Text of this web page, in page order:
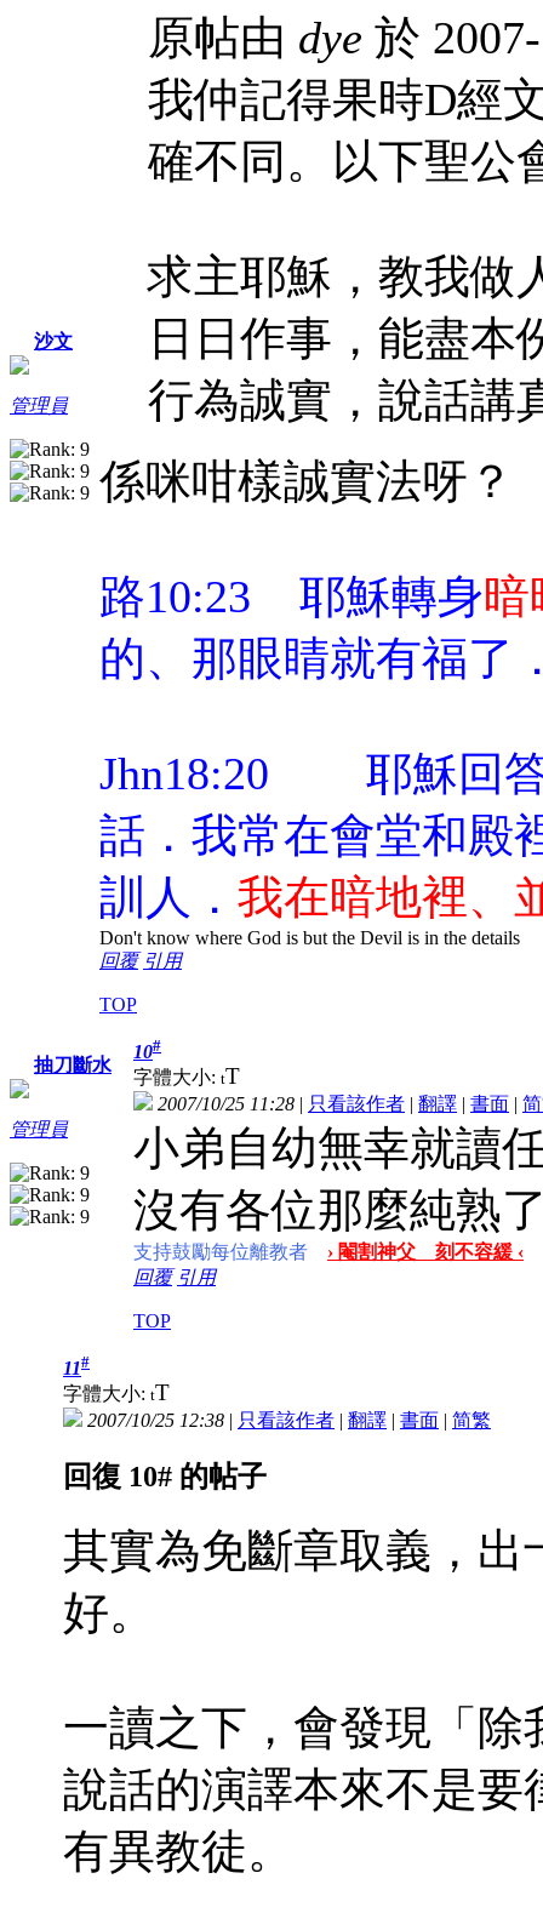
沙文
管理員
原帖由 dye 於
我仲記得果時D經
確不同。以下聖公
求主耶穌，教我做
日日作事，能盡本
行為誠實，說話講
係咪咁樣誠實法呀？
路10:23 耶穌轉身暗
的、那眼睛就有福了
Jhn18:20 耶穌回答
話．我常在會堂和殿
訓人． 我在暗地裡、
Don't know where God is but the Devil is in the details
回覆 引用
TOP
抽刀斷水
管理員
10#
字體大小: tT
2007/10/25 11:28 | 只看該作者 | 翻譯 | 書面 | 简
小弟自幼無幸就讀
沒有各位那麼純熟
支持鼓勵每位離教者
› 閹割神父 刻不容緩 ‹
回覆 引用
TOP
11#
字體大小: tT
2007/10/25 12:38 | 只看該作者 | 翻譯 | 書面 | 简繁
回復 10# 的帖子
其實為免斷章取義，
好。
一讀之下，會發現「
說話的演譯本來不是
有異教徒。